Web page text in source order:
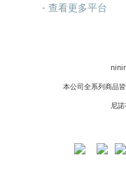
- 查看更多平台
本公司全系列商品
尼